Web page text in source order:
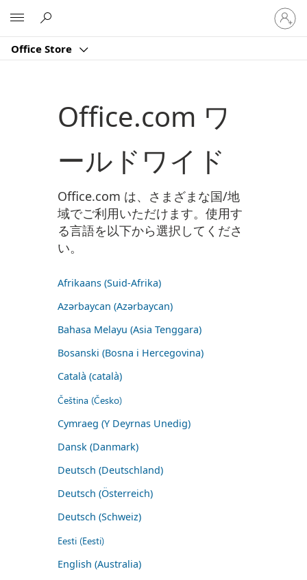
Office Store
ア
カ
ウ
Office.com ワ
ールドワイド
Office.com は、さまざまな国/地
域でご利用いただけます。使用す
る言語を以下から選択してくださ
い。
Afrikaans (Suid-Afrika)
Azərbaycan (Azərbaycan)
Bahasa Melayu (Asia Tenggara)
Bosanski (Bosna i Hercegovina)
Català (català)
Čeština (Česko)
Cymraeg (Y Deyrnas Unedig)
Dansk (Danmark)
Deutsch (Deutschland)
Deutsch (Österreich)
Deutsch (Schweiz)
Eesti (Eesti)
English (Australia)